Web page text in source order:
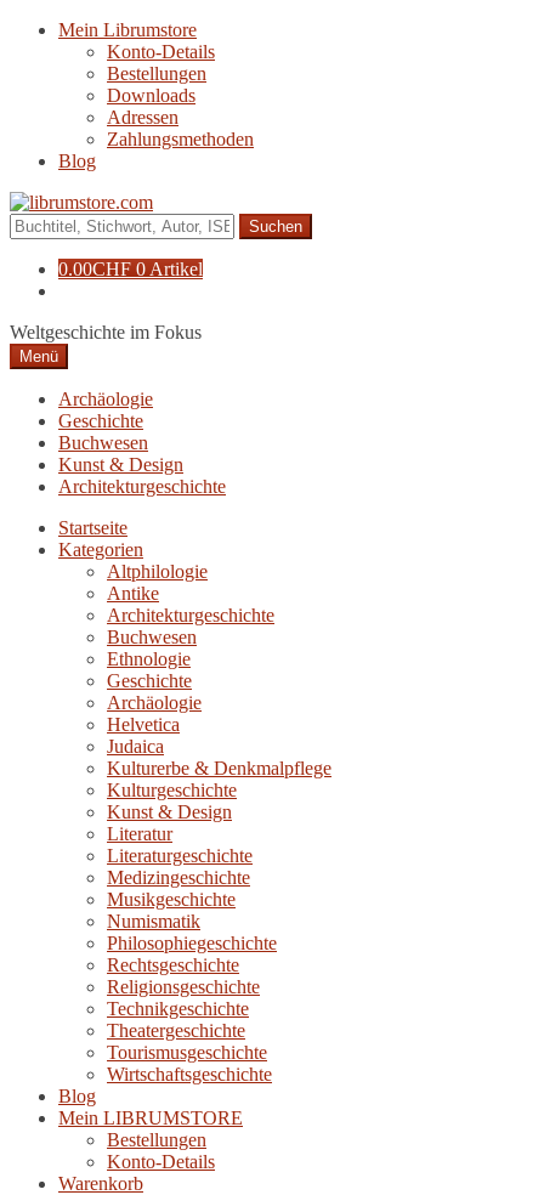
Navigation
Zum
Mein Librumstore
Konto-Details
Bestellungen
Downloads
Adressen
Zahlungsmethoden
Blog
Suche
nach:
0.00CHF 0 Artikel
Weltgeschichte im Fokus
Menü
Archäologie
Geschichte
Buchwesen
Kunst & Design
Architekturgeschichte
Startseite
Kategorien
Altphilologie
Antike
Architekturgeschichte
Buchwesen
Ethnologie
Geschichte
Archäologie
Helvetica
Judaica
Kulturerbe & Denkmalpflege
Kulturgeschichte
Kunst & Design
Literatur
Literaturgeschichte
Medizingeschichte
Musikgeschichte
Numismatik
Philosophiegeschichte
Rechtsgeschichte
Religionsgeschichte
Technikgeschichte
Theatergeschichte
Tourismusgeschichte
Wirtschaftsgeschichte
Blog
Mein LIBRUMSTORE
Bestellungen
Konto-Details
Warenkorb